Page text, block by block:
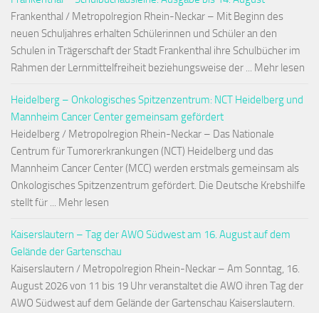
Frankenthal / Metropolregion Rhein-Neckar – Mit Beginn des
neuen Schuljahres erhalten Schülerinnen und Schüler an den
Schulen in Trägerschaft der Stadt Frankenthal ihre Schulbücher im
Rahmen der Lernmittelfreiheit beziehungsweise der ... Mehr lesen
Heidelberg – Onkologisches Spitzenzentrum: NCT Heidelberg und
Mannheim Cancer Center gemeinsam gefördert
Heidelberg / Metropolregion Rhein-Neckar – Das Nationale
Centrum für Tumorerkrankungen (NCT) Heidelberg und das
Mannheim Cancer Center (MCC) werden erstmals gemeinsam als
Onkologisches Spitzenzentrum gefördert. Die Deutsche Krebshilfe
stellt für ... Mehr lesen
Kaiserslautern – Tag der AWO Südwest am 16. August auf dem
Gelände der Gartenschau
Kaiserslautern / Metropolregion Rhein-Neckar – Am Sonntag, 16.
August 2026 von 11 bis 19 Uhr veranstaltet die AWO ihren Tag der
AWO Südwest auf dem Gelände der Gartenschau Kaiserslautern.